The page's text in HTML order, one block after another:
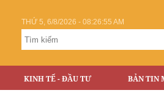
THỨ 5, 6/8/2026 - 08:26:56 AM
KINH TẾ - ĐẦU TƯ BẢN TIN